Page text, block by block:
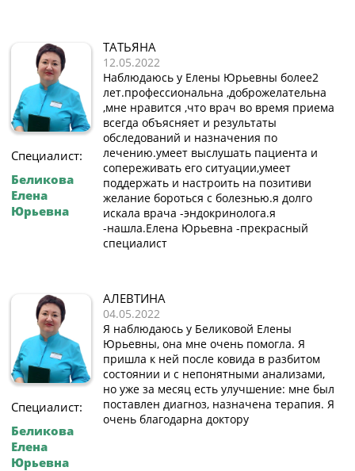
Специалист:
Беликова
Елена
Юрьевна
ТАТЬЯНА
12.05.2022
Наблюдаюсь у Елены Юрьевны более2
лет.профессиональна ,доброжелательна
,мне нравится ,что врач во время приема
всегда объясняет и результаты
обследований и назначения по
лечению.умеет выслушать пациента и
сопереживать его ситуации,умеет
поддержать и настроить на позитиви
желание бороться с болезнью.я долго
искала врача -эндокринолога.я
-нашла.Елена Юрьевна -прекрасный
специалист
Специалист:
Беликова
Елена
Юрьевна
АЛЕВТИНА
04.05.2022
Я наблюдаюсь у Беликовой Елены
Юрьевны, она мне очень помогла. Я
пришла к ней после ковида в разбитом
состоянии и с непонятными анализами,
но уже за месяц есть улучшение: мне был
поставлен диагноз, назначена терапия. Я
очень благодарна доктору